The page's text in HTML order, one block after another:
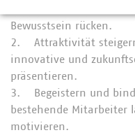
Bewusstsein rücken.
2. Attraktivität
innovative und
präsentieren.
3. Begeistern und
bestehende Mitarbeiter
motivieren.